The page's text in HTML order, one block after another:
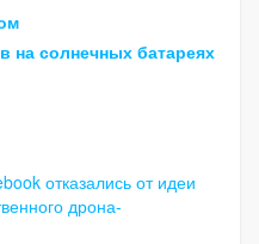
на солнечных батареях
отказались от идеи
дрона-